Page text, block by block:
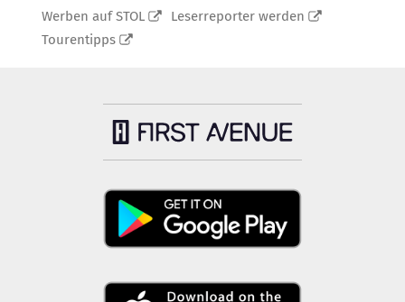
Werben auf STOL
Leserreporter werden
Tourentipps